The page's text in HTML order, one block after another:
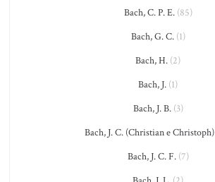
Bach, C. P. E.(85)
Bach, G. C.(1)
Bach, H. (2)
Bach, J. (1)
Bach, J. B.(3)
Bach, J. C. (Christian e Christoph)
Bach, J. C. F.(7)